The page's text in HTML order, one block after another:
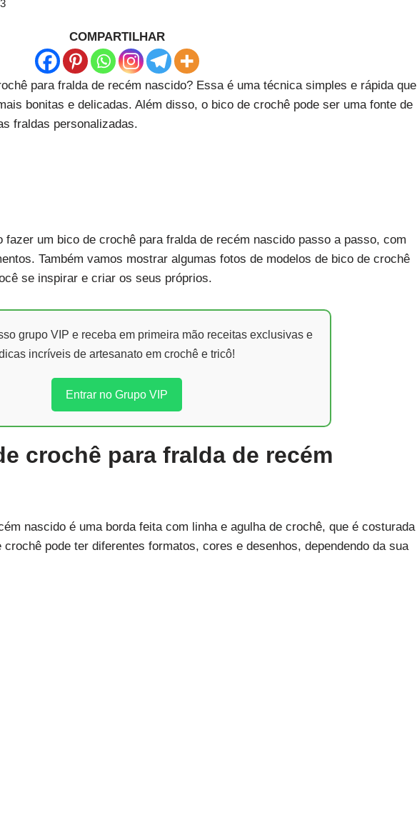
COMPARTILHAR
para fralda de recém nascido? Essa é uma técnica simples e rápida que
bonitas e delicadas. Além disso, o bico de crochê pode ser uma fonte de
fraldas personalizadas.
um bico de crochê para fralda de recém nascido passo a passo, com
Também vamos mostrar algumas fotos de modelos de bico de crochê
se inspirar e criar os seus próprios.
grupo VIP e receba em primeira mão receitas exclusivas e
incríveis de artesanato em crochê e tricô!
Entrar no Grupo VIP
crochê para fralda de recém
nascido é uma borda feita com linha e agulha de crochê, que é costurada
pode ter diferentes formatos, cores e desenhos, dependendo da sua